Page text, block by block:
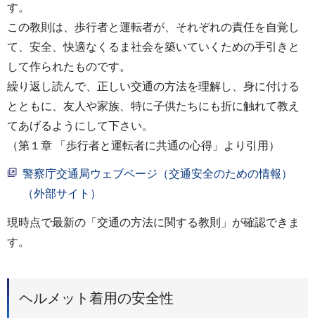
す。
この教則は、歩行者と運転者が、それぞれの責任を自覚し
て、安全、快適なくるま社会を築いていくための手引きと
して作られたものです。
繰り返し読んで、正しい交通の方法を理解し、身に付ける
とともに、友人や家族、特に子供たちにも折に触れて教え
てあげるようにして下さい。
（第１章 「歩行者と運転者に共通の心得」より引用）
警察庁交通局ウェブページ（交通安全のための情報）
（外部サイト）
現時点で最新の「交通の方法に関する教則」が確認できま
す。
ヘルメット着用の安全性